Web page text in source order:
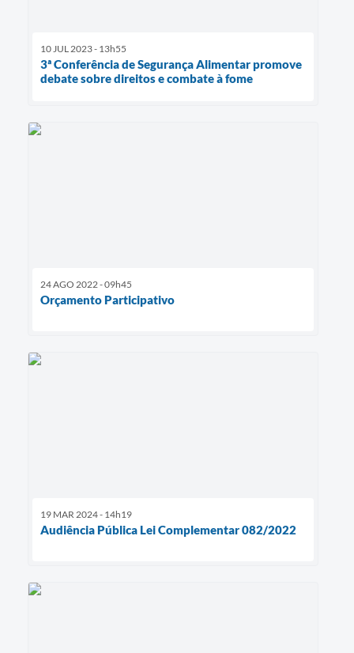
10 JUL 2023 - 13h55
3ª Conferência de Segurança Alimentar promove
debate sobre direitos e combate à fome
24 AGO 2022 - 09h45
Orçamento Participativo
19 MAR 2024 - 14h19
Audiência Pública Lei Complementar 082/2022